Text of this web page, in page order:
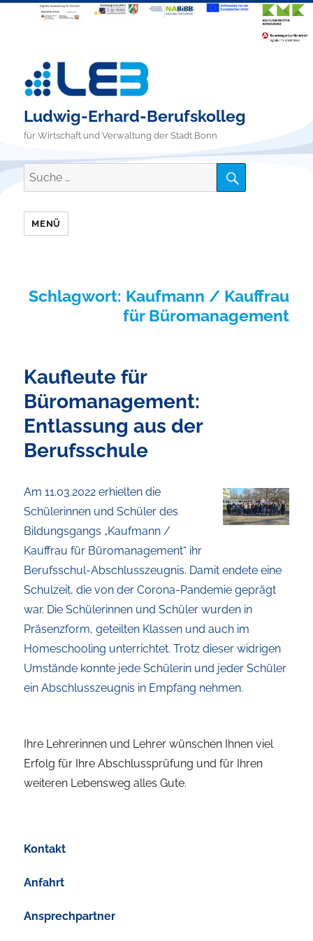
Ludwig-Erhard-Berufskolleg
für Wirtschaft und Verwaltung der Stadt Bonn
Suche
nach:
SUCHE
MENÜ
Schlagwort: Kaufmann / Kauffrau
für Büromanagement
Kaufleute für
Büromanagement:
Entlassung aus der
Berufsschule
Am 11.03.2022 erhielten die
Schülerinnen und Schüler des
Bildungsgangs „Kaufmann /
Kauffrau für Büromanagement“ ihr
Berufsschul-Abschlusszeugnis. Damit endete eine
Schulzeit, die von der Corona-Pandemie geprägt
war. Die Schülerinnen und Schüler wurden in
Präsenzform, geteilten Klassen und auch im
Homeschooling unterrichtet. Trotz dieser widrigen
Umstände konnte jede Schülerin und jeder Schüler
ein Abschlusszeugnis in Empfang nehmen.
Ihre Lehrerinnen und Lehrer wünschen Ihnen viel
Erfolg für Ihre Abschlussprüfung und für Ihren
weiteren Lebensweg alles Gute.
Kontakt
Anfahrt
Ansprechpartner